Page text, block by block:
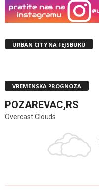
URBAN CITY NA FEJSBUKU
VREMENSKA PROGNOZA
POZAREVAC,RS
Overcast Clouds